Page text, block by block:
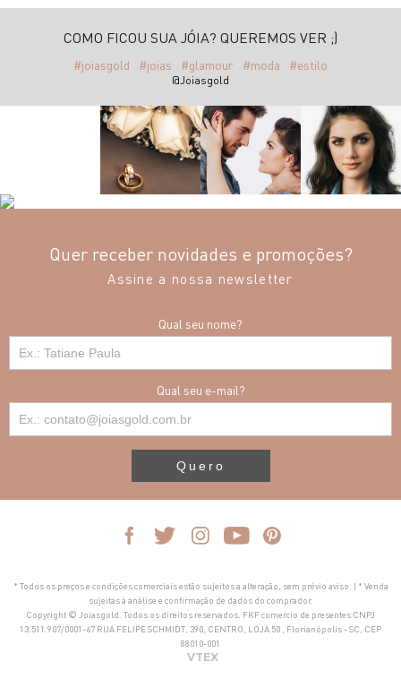
COMO FICOU SUA JÓIA? QUEREMOS VER ;)
#joiasgold #joias #glamour #moda #estilo
@Joiasgold
Quer receber novidades e promoções?
Assine a nossa newsletter
Qual seu nome?
Qual seu e-mail?
Quero
* Todos os preços e condições comerciais estão sujeitos a alteração, sem prévio aviso. | * Venda
sujeitas à análise e confirmação de dados do comprador.
Copyright © Joiasgold. Todos os direitos reservados. FKF comercio de presentes CNPJ
13.511.907/0001-67 RUA FELIPE SCHMIDT, 390, CENTRO, LOJA 50 , Florianópolis - SC, CEP
88010-001
VTEX